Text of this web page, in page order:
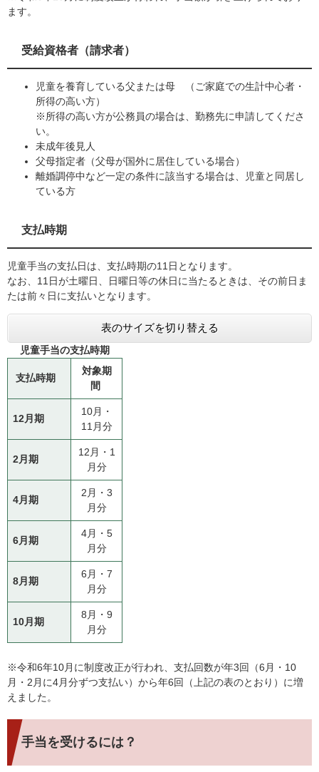
ます。
受給資格者（請求者）
児童を養育している父または母 （ご家庭での生計中心者・
所得の高い方）
※所得の高い方が公務員の場合は、勤務先に申請してくださ
い。
未成年後見人
父母指定者（父母が国外に居住している場合）
離婚調停中など一定の条件に該当する場合は、児童と同居し
ている方
支払時期
児童手当の支払日は、支払時期の11日となります。
なお、11日が土曜日、日曜日等の休日に当たるときは、その前日ま
たは前々日に支払いとなります。
表のサイズを切り替える
児童手当の支払時期
支払時期
対象期
間
12月期
10月・
11月分
2月期
12月・1
月分
4月期
2月・3
月分
6月期
4月・5
月分
8月期
6月・7
月分
10月期
8月・9
月分
※令和6年10月に制度改正が行われ、支払回数が年3回（6月・10
月・2月に4月分ずつ支払い）から年6回（上記の表のとおり）に増
えました。
手当を受けるには？